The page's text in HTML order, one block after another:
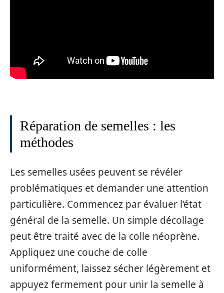
Réparation de semelles : les
méthodes
Les semelles usées peuvent se révéler
problématiques et demander une attention
particulière. Commencez par évaluer l’état
général de la semelle. Un simple décollage
peut être traité avec de la colle néoprène.
Appliquez une couche de colle
uniformément, laissez sécher légèrement et
appuyez fermement pour unir la semelle à